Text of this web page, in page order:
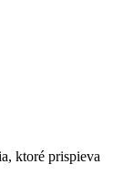
ktoré prispieva